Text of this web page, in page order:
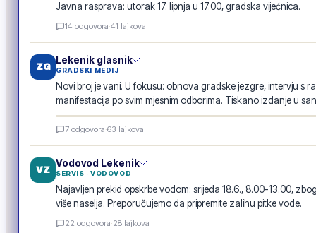
Javna rasprava: utorak 17. lipnja u 17.00, gradska vijećnica.
14 odgovora·41 lajkova
ZG
Lekenik glasnik
GRADSKI MEDIJ
Novi broj je vani. U fokusu: obnova gradske jezgre, intervju s
manifestacija po svim mjesnim odborima. Tiskano izdanje u
E-GLASILO
Lekenik glasnik · lipanj 2026.
7 odgovora·63 lajkova
VZ
Vodovod Lekenik
SERVIS · VODOVOD
Najavljen prekid opskrbe vodom: srijeda 18.6., 8.00-13.00,
više naselja. Preporučujemo da pripremite zalihu pitke vode.
22 odgovora·28 lajkova